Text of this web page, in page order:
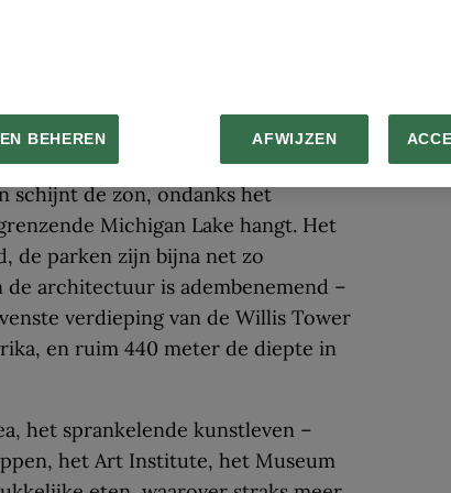
worden concerten gegeven.
schijnt de zon, ondanks het
Michigan Lake hangt. Het
de parken zijn bijna net zo
architectuur is adembenemend –
verdieping van de Willis Tower
en ruim 440 meter de diepte in
het sprankelende kunstleven –
het Art Institute, het Museum
BEHEREN AFWIJZEN